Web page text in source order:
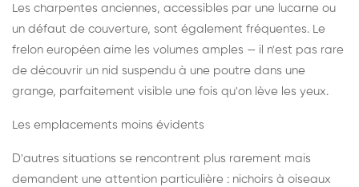
Les charpentes anciennes, accessibles par une lucarne ou
un défaut de couverture, sont également fréquentes. Le
frelon européen aime les volumes amples — il n'est pas rare
de découvrir un nid suspendu à une poutre dans une
grange, parfaitement visible une fois qu'on lève les yeux.
Les emplacements moins évidents
D'autres situations se rencontrent plus rarement mais
demandent une attention particulière : nichoirs à oiseaux